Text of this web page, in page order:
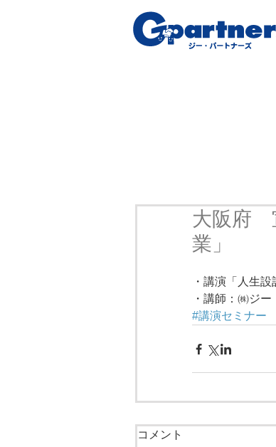
大阪府
業」
・講演「人生設
・講師：㈱ジ
#講演セミナー
コメント